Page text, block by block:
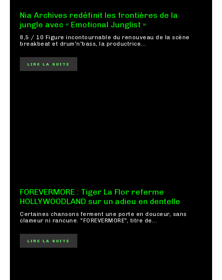
Nia Archives redéfinit les frontières de la
jungle avec « Emotional Junglist »
8,5 / 10 Figure incontournable du renouveau de la scène
breakbeat et drum'n'bass, la productrice...
LIRE LA SUITE
FOREVERMORE : Tiger La Flor referme
HOLLYWOODLAND sur un adieu en dentelle
Certaines chansons ferment une porte en douceur, sans
clameur ni rancune. "FOREVERMORE", titre de...
LIRE LA SUITE